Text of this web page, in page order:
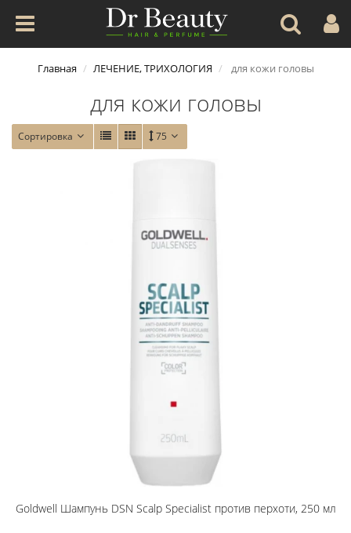
Главная ЛЕЧЕНИЕ, ТРИХОЛОГИЯ для кожи головы
для кожи головы
Сортировка 75
Goldwell Шампунь DSN Scalp Specialist против перхоти, 250 мл